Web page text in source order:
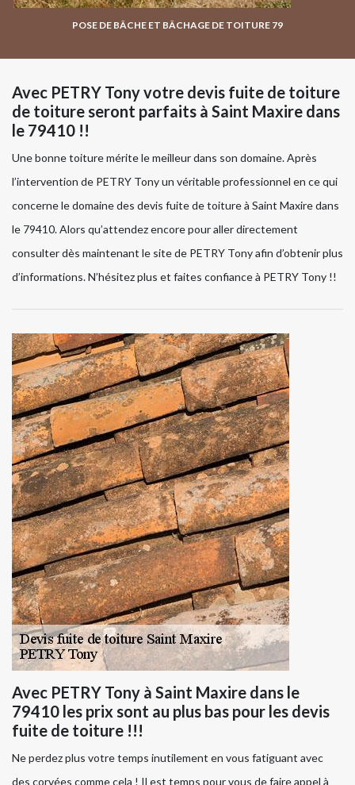
POSE DE BÂCHE ET BÂCHAGE DE TOITURE 79
Avec PETRY Tony votre devis fuite de toiture
de toiture seront parfaits à Saint Maxire dans
le 79410 !!
Une bonne toiture mérite le meilleur dans son domaine. Après
l’intervention de PETRY Tony un véritable professionnel en ce qui
concerne le domaine des devis fuite de toiture à Saint Maxire dans
le 79410. Alors qu’attendez encore pour aller directement
consulter dès maintenant le site de PETRY Tony afin d’obtenir plus
d’informations. N’hésitez plus et faites confiance à PETRY Tony !!
Avec PETRY Tony à Saint Maxire dans le
79410 les prix sont au plus bas pour les devis
fuite de toiture !!!
Ne perdez plus votre temps inutilement en vous fatiguant avec
des corvées comme cela ! Il est temps pour vous de faire appel à